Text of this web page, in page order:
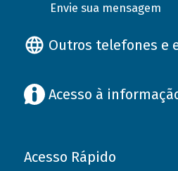
Envie sua mensagem
Outros telefones e
Acesso à
Acesso Rápido